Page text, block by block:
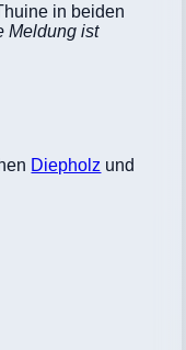
in beiden
Meldung ist
Diepholz und